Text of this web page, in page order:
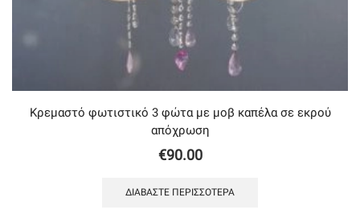
Κρεμαστό φωτιστικό 3 φώτα με μοβ καπέλα σε εκρού
απόχρωση
€90.00
ΔΙΑΒΆΣΤΕ ΠΕΡΙΣΣΌΤΕΡΑ